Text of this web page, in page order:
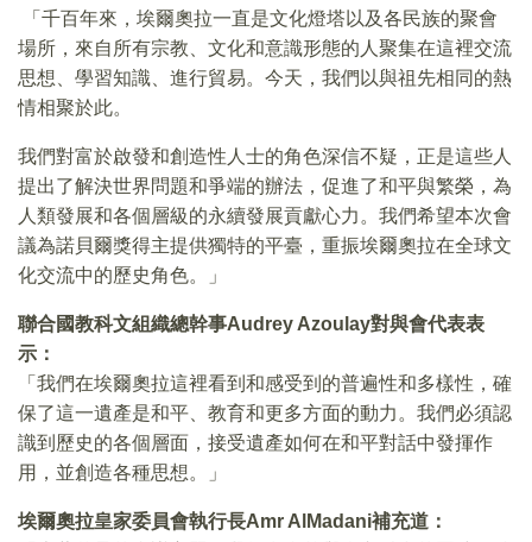
「千百年來，埃爾奧拉一直是文化燈塔以及各民族的聚會
場所，來自所有宗教、文化和意識形態的人聚集在這裡交流
思想、學習知識、進行貿易。今天，我們以與祖先相同的熱
情相聚於此。
我們對富於啟發和創造性人士的角色深信不疑，正是這些人
提出了解決世界問題和爭端的辦法，促進了和平與繁榮，為
人類發展和各個層級的永續發展貢獻心力。我們希望本次會
議為諾貝爾獎得主提供獨特的平臺，重振埃爾奧拉在全球文
化交流中的歷史角色。」
聯合國教科文組織總幹事Audrey Azoulay對與會代表表
示：
「我們在埃爾奧拉這裡看到和感受到的普遍性和多樣性，確
保了這一遺產是和平、教育和更多方面的動力。我們必須認
識到歷史的各個層面，接受遺產如何在和平對話中發揮作
用，並創造各種思想。」
埃爾奧拉皇家委員會執行長Amr AlMadani補充道：